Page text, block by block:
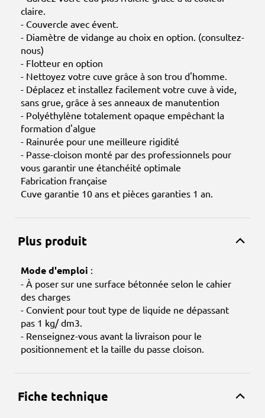
claire.
- Couvercle avec évent.
- Diamètre de vidange au choix en option. (consultez-
nous)
- Flotteur en option
- Nettoyez votre cuve grâce à son trou d'homme.
- Déplacez et installez facilement votre cuve à vide,
sans grue, grâce à ses anneaux de manutention
- Polyéthylène totalement opaque empêchant la
formation d'algue
- Rainurée pour une meilleure rigidité
- Passe-cloison monté par des professionnels pour
vous garantir une étanchéité optimale
Fabrication française
Cuve garantie 10 ans et pièces garanties 1 an.
Plus produit
Mode d'emploi :
- À poser sur une surface bétonnée selon le cahier
des charges
- Convient pour tout type de liquide ne dépassant
pas 1 kg/ dm3.
- Renseignez-vous avant la livraison pour le
positionnement et la taille du passe cloison.
Fiche technique